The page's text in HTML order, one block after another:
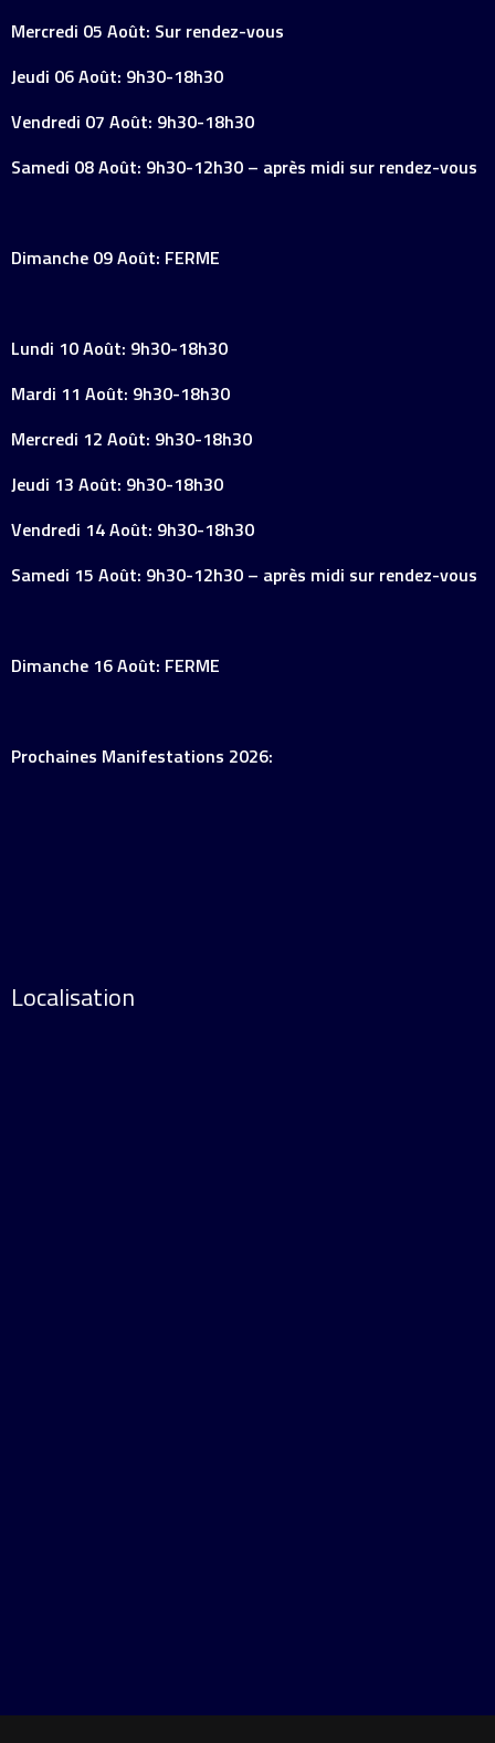
Mercredi 05 Août: Sur rendez-vous
Jeudi 06 Août: 9h30-18h30
Vendredi 07 Août: 9h30-18h30
Samedi 08 Août: 9h30-12h30 – après midi sur rendez-vous
Dimanche 09 Août: FERME
Lundi 10 Août: 9h30-18h30
Mardi 11 Août: 9h30-18h30
Mercredi 12 Août: 9h30-18h30
Jeudi 13 Août: 9h30-18h30
Vendredi 14 Août: 9h30-18h30
Samedi 15 Août: 9h30-12h30 – après midi sur rendez-vous
Dimanche 16 Août: FERME
Prochaines Manifestations 2026:
Localisation